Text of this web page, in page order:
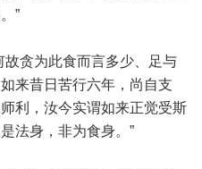
”
故贪为此食而言多少、足与
来昔日苦行六年，尚自支
利，汝今实谓如来正觉受斯
法身，非为食身。”